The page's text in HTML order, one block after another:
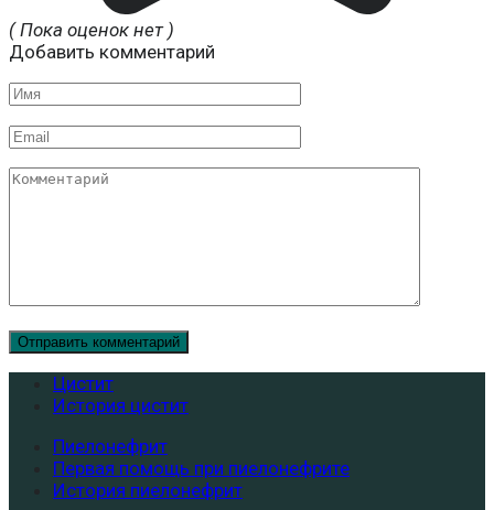
( Пока оценок нет )
Добавить комментарий
Имя
Email
Комментарий
Цистит
История цистит
Пиелонефрит
Первая помощь при пиелонефрите
История пиелонефрит